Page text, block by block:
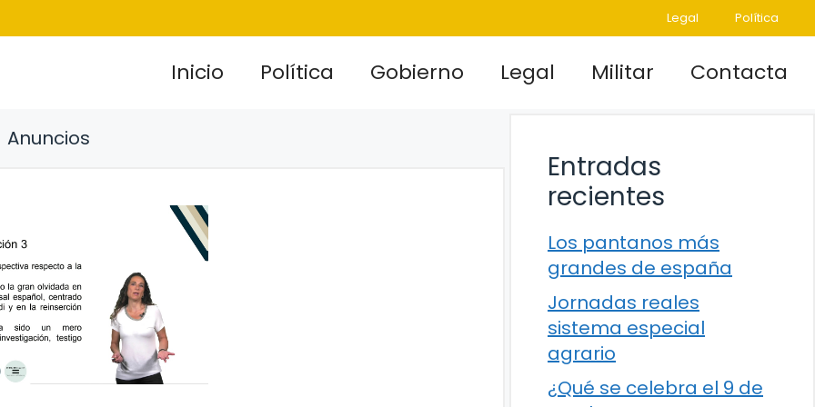
Legal Política
Inicio Política Gobierno Legal Militar Contacta
Anuncios
Entradas
recientes
Los pantanos más
grandes de españa
Jornadas reales
sistema especial
agrario
¿Qué se celebra el 9 de